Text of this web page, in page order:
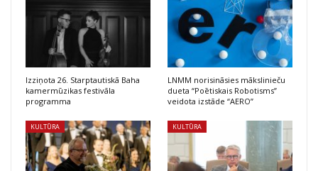
Izziņota 26. Starptautiskā Baha
kamermūzikas festivāla
programma
LNMM norisināsies mākslinieču
dueta “Poētiskais Robotisms”
veidota izstāde “AERO”
KULTŪRA KULTŪRA